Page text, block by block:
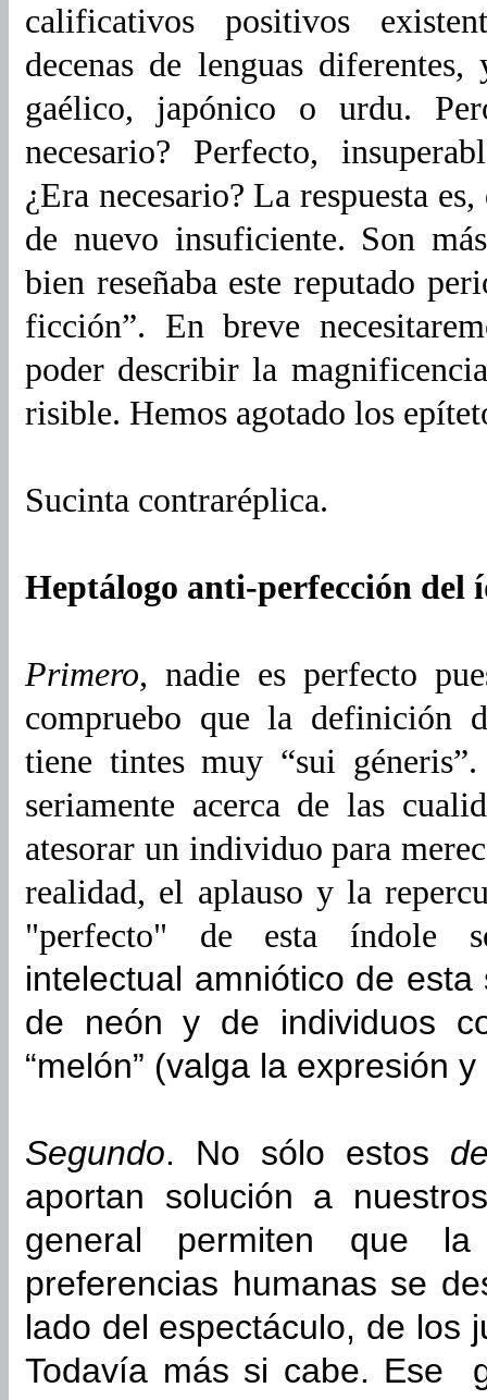
calificativos positivos
decenas de lenguas
gaélico, japónico o urdu.
necesario? Perfecto,
¿Era necesario? La respuesta
de nuevo insuficiente. Son
bien reseñaba este reputado
ficción”. En breve
poder describir la
risible. Hemos agotado los
Sucinta contraréplica.
Heptálogo anti-perfección del
Primero, nadie es perfecto
compruebo que la definición
tiene tintes muy “sui
seriamente acerca de las
atesorar un individuo para
realidad, el aplauso y la
"perfecto" de esta índole
intelectual amniótico de
de neón y de individuos
“melón” (valga la expresión
Segundo. No sólo estos
aportan solución a
general permiten que
preferencias humanas se
lado del espectáculo, de los
Todavía más si cabe. Ese